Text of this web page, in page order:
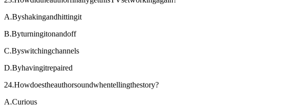
A.Byshakingandhittingit
B.Byturningitonandoff
C.Byswitchingchannels
D.Byhavingitrepaired
24.Howdoestheauthorsoundwhentellingthestory?
A.Curious